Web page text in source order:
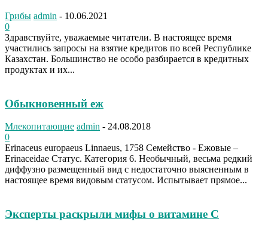
Грибы admin - 10.06.2021
0
Здравствуйте, уважаемые читатели. В настоящее время
участились запросы на взятие кредитов по всей Республике
Казахстан. Большинство не особо разбирается в кредитных
продуктах и их...
Обыкновенный еж
Млекопитающие admin - 24.08.2018
0
Erinaceus europaeus Linnaeus, 1758 Семейство - Ежовые –
Erinaceidae Статус. Категория 6. Необычный, весьма редкий
диффузно размещенный вид с недостаточно выясненным в
настоящее время видовым статусом. Испытывает прямое...
Эксперты раскрыли мифы о витамине C